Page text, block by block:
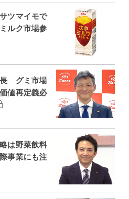
ツマイモで
ルク市場参
長 グミ市場
値再定義必
は野菜飲料
事業にも注